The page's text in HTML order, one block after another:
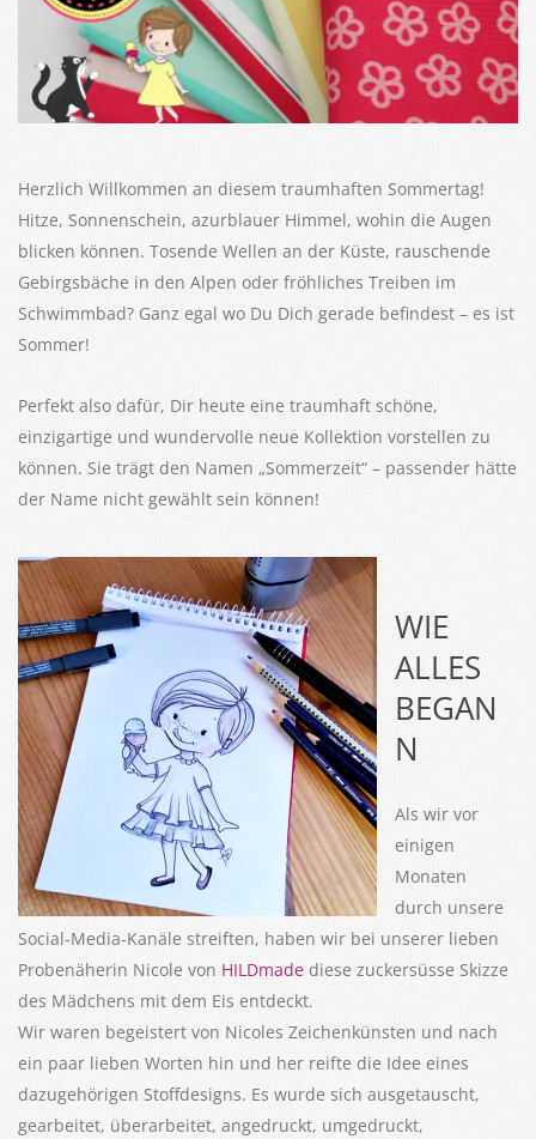
Herzlich Willkommen an diesem traumhaften Sommertag!
Hitze, Sonnenschein, azurblauer Himmel, wohin die Augen
blicken können. Tosende Wellen an der Küste, rauschende
Gebirgsbäche in den Alpen oder fröhliches Treiben im
Schwimmbad? Ganz egal wo Du Dich gerade befindest – es ist
Sommer!
Perfekt also dafür, Dir heute eine traumhaft schöne,
einzigartige und wundervolle neue Kollektion vorstellen zu
können. Sie trägt den Namen „Sommerzeit“ – passender hätte
der Name nicht gewählt sein können!
WIE
ALLES
BEGAN
N
Als wir vor
einigen
Monaten
durch unsere
Social-Media-Kanäle streiften, haben wir bei unserer lieben
Probenäherin Nicole von HILDmade diese zuckersüsse Skizze
des Mädchens mit dem Eis entdeckt.
Wir waren begeistert von Nicoles Zeichenkünsten und nach
ein paar lieben Worten hin und her reifte die Idee eines
dazugehörigen Stoffdesigns. Es wurde sich ausgetauscht,
gearbeitet, überarbeitet, angedruckt, umgedruckt,